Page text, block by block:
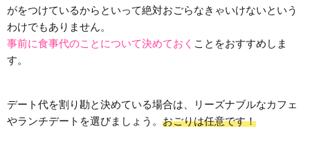
がをつけているからといって絶対おごらなきゃいけないという
わけでもありません。
事前に食事代のことについて決めておく ことをおすすめしま
す。
デート代を割り勘と決めている場合は、リーズナブルなカフェ
やランチデートを選びましょう。 おごりは任意です！